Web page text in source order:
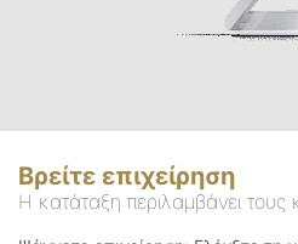
Βρείτε επιχείρηση
Η κατάταξη περιλαμβάνει